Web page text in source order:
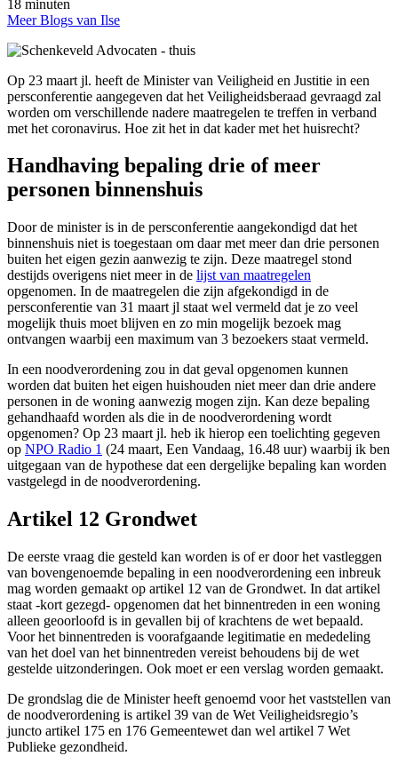
18 minuten
Meer Blogs van Ilse
Op 23 maart jl. heeft de Minister van Veiligheid en Justitie in een
persconferentie aangegeven dat het Veiligheidsberaad gevraagd zal
worden om verschillende nadere maatregelen te treffen in verband
met het coronavirus. Hoe zit het in dat kader met het huisrecht?
Handhaving bepaling drie of meer
personen binnenshuis
Door de minister is in de persconferentie aangekondigd dat het
binnenshuis niet is toegestaan om daar met meer dan drie personen
buiten het eigen gezin aanwezig te zijn. Deze maatregel stond
destijds overigens niet meer in de lijst van maatregelen
opgenomen. In de maatregelen die zijn afgekondigd in de
persconferentie van 31 maart jl staat wel vermeld dat je zo veel
mogelijk thuis moet blijven en zo min mogelijk bezoek mag
ontvangen waarbij een maximum van 3 bezoekers staat vermeld.
In een noodverordening zou in dat geval opgenomen kunnen
worden dat buiten het eigen huishouden niet meer dan drie andere
personen in de woning aanwezig mogen zijn. Kan deze bepaling
gehandhaafd worden als die in de noodverordening wordt
opgenomen? Op 23 maart jl. heb ik hierop een toelichting gegeven
op NPO Radio 1 (24 maart, Een Vandaag, 16.48 uur) waarbij ik ben
uitgegaan van de hypothese dat een dergelijke bepaling kan worden
vastgelegd in de noodverordening.
Artikel 12 Grondwet
De eerste vraag die gesteld kan worden is of er door het vastleggen
van bovengenoemde bepaling in een noodverordening een inbreuk
mag worden gemaakt op artikel 12 van de Grondwet. In dat artikel
staat -kort gezegd- opgenomen dat het binnentreden in een woning
alleen geoorloofd is in gevallen bij of krachtens de wet bepaald.
Voor het binnentreden is voorafgaande legitimatie en mededeling
van het doel van het binnentreden vereist behoudens bij de wet
gestelde uitzonderingen. Ook moet er een verslag worden gemaakt.
De grondslag die de Minister heeft genoemd voor het vaststellen van
de noodverordening is artikel 39 van de Wet Veiligheidsregio’s
juncto artikel 175 en 176 Gemeentewet dan wel artikel 7 Wet
Publieke gezondheid.